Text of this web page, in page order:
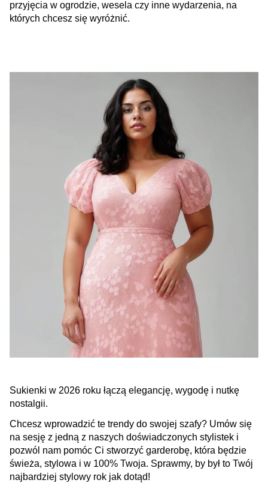
przyjęcia w ogrodzie, wesela czy inne wydarzenia, na
których chcesz się wyróżnić.
Sukienki w 2026 roku łączą elegancję, wygodę i nutkę
nostalgii.
Chcesz wprowadzić te trendy do swojej szafy? Umów się
na sesję z jedną z naszych doświadczonych stylistek i
pozwól nam pomóc Ci stworzyć garderobę, która będzie
świeża, stylowa i w 100% Twoja. Sprawmy, by był to Twój
najbardziej stylowy rok jak dotąd!